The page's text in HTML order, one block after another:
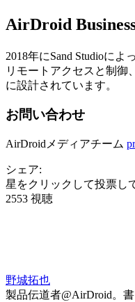
AirDroid
2018年にSand Studioに
リモートアクセスと制御
に設計されています。
お問い合わせ
AirDroidメディアチーム
シェア:
星をクリックして投票し
2553 視聴
野城拓也
製品伝道者@AirDroid。